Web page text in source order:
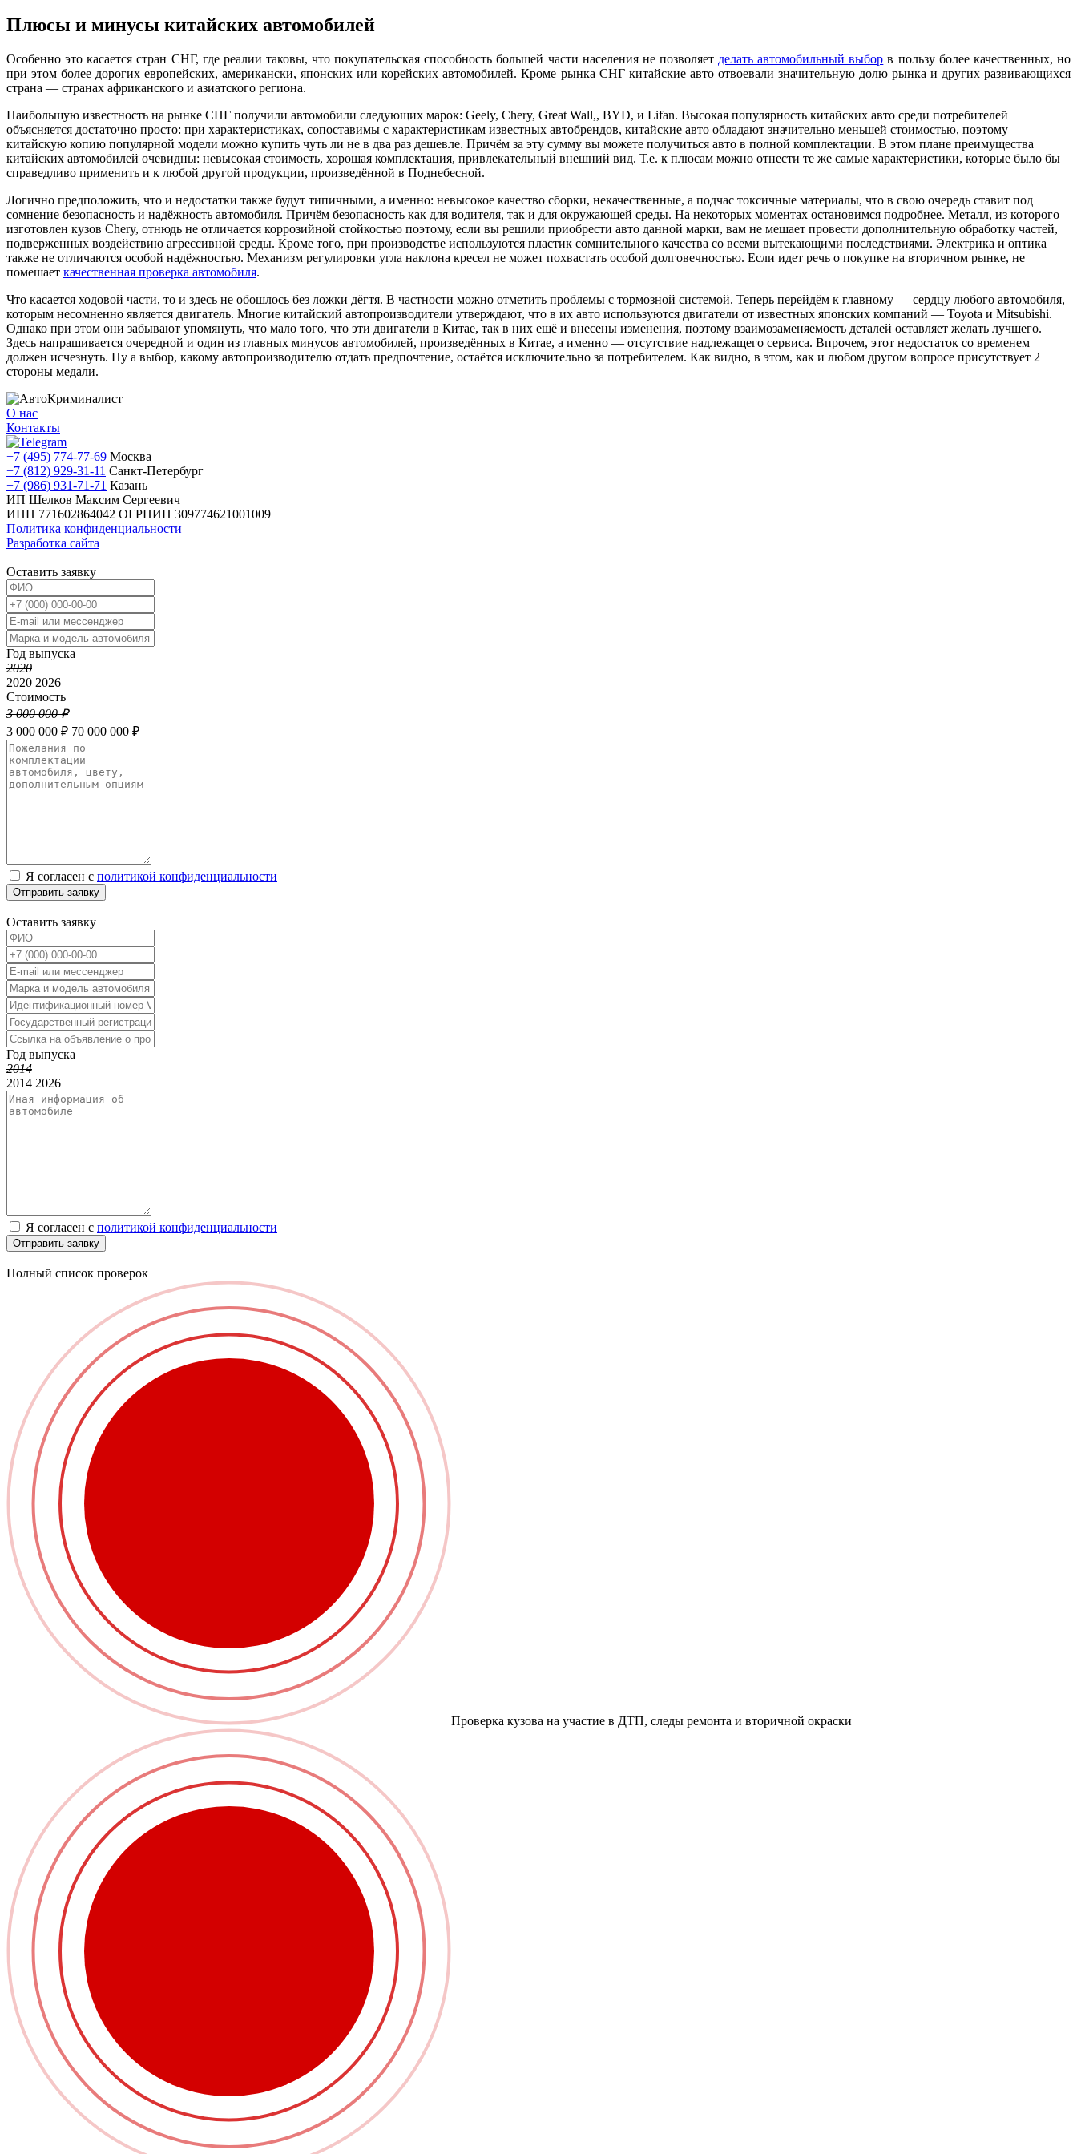
Плюсы и минусы китайских автомобилей
Особенно это касается стран СНГ, где реалии таковы, что покупательская способность большей части населения не позволяет делать автомобильный выбор в пользу более качественных, но
при этом более дорогих европейских, американски, японских или корейских автомобилей. Кроме рынка СНГ китайские авто отвоевали значительную долю рынка и других развивающихся
страна — странах африканского и азиатского региона.
Наибольшую известность на рынке СНГ получили автомобили следующих марок: Geely, Chery, Great Wall,, BYD, и Lifan. Высокая популярность китайских авто среди потребителей
объясняется достаточно просто: при характеристиках, сопоставимы с характеристикам известных автобрендов, китайские авто обладают значительно меньшей стоимостью, поэтому
китайскую копию популярной модели можно купить чуть ли не в два раз дешевле. Причём за эту сумму вы можете получиться авто в полной комплектации. В этом плане преимущества
китайских автомобилей очевидны: невысокая стоимость, хорошая комплектация, привлекательный внешний вид. Т.е. к плюсам можно отнести те же самые характеристики, которые было бы
справедливо применить и к любой другой продукции, произведённой в Поднебесной.
Логично предположить, что и недостатки также будут типичными, а именно: невысокое качество сборки, некачественные, а подчас токсичные материалы, что в свою очередь ставит под
сомнение безопасность и надёжность автомобиля. Причём безопасность как для водителя, так и для окружающей среды. На некоторых моментах остановимся подробнее. Металл, из которого
изготовлен кузов Chery, отнюдь не отличается коррозийной стойкостью поэтому, если вы решили приобрести авто данной марки, вам не мешает провести дополнительную обработку частей,
подверженных воздействию агрессивной среды. Кроме того, при производстве используются пластик сомнительного качества со всеми вытекающими последствиями. Электрика и оптика
также не отличаются особой надёжностью. Механизм регулировки угла наклона кресел не может похвастать особой долговечностью. Если идет речь о покупке на вторичном рынке, не
помешает качественная проверка автомобиля.
Что касается ходовой части, то и здесь не обошлось без ложки дёгтя. В частности можно отметить проблемы с тормозной системой. Теперь перейдём к главному — сердцу любого автомобиля,
которым несомненно является двигатель. Многие китайский автопроизводители утверждают, что в их авто используются двигатели от известных японских компаний — Toyota и Mitsubishi.
Однако при этом они забывают упомянуть, что мало того, что эти двигатели в Китае, так в них ещё и внесены изменения, поэтому взаимозаменяемость деталей оставляет желать лучшего.
Здесь напрашивается очередной и один из главных минусов автомобилей, произведённых в Китае, а именно — отсутствие надлежащего сервиса. Впрочем, этот недостаток со временем
должен исчезнуть. Ну а выбор, какому автопроизводителю отдать предпочтение, остаётся исключительно за потребителем. Как видно, в этом, как и любом другом вопросе присутствует 2
стороны медали.
О нас
Контакты
+7 (495) 774-77-69 Москва
+7 (812) 929-31-11 Санкт-Петербург
+7 (986) 931-71-71 Казань
ИП Шелков Максим Сергеевич
ИНН 771602864042 ОГРНИП 309774621001009
Политика конфиденциальности
Разработка сайта
Оставить заявку
Год выпуска
2020
2020 2026
Стоимость
3 000 000 ₽
3 000 000 ₽ 70 000 000 ₽
Я согласен с политикой конфиденциальности
Отправить заявку
Оставить заявку
Год выпуска
2014
2014 2026
Я согласен с политикой конфиденциальности
Отправить заявку
Полный список проверок
Проверка кузова на участие в ДТП, следы ремонта и вторичной окраски